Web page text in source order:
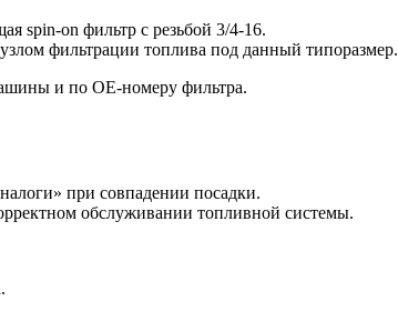
spin-on фильтр с резьбой 3/4-16.
фильтрации топлива под данный типоразмер.
и по OE-номеру фильтра.
при совпадении посадки.
обслуживании топливной системы.